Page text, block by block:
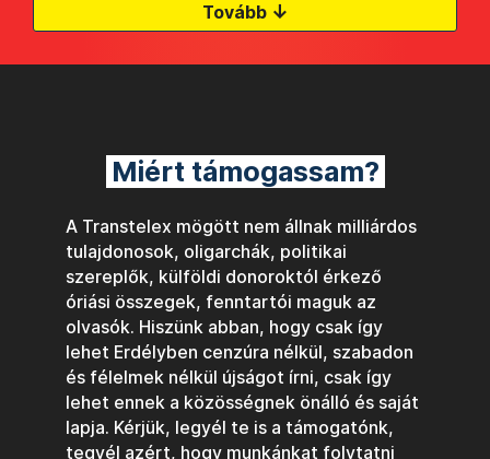
Tovább ↓
Miért támogassam?
A Transtelex mögött nem állnak milliárdos
tulajdonosok, oligarchák, politikai
szereplők, külföldi donoroktól érkező
óriási összegek, fenntartói maguk az
olvasók. Hiszünk abban, hogy csak így
lehet Erdélyben cenzúra nélkül, szabadon
és félelmek nélkül újságot írni, csak így
lehet ennek a közösségnek önálló és saját
lapja. Kérjük, legyél te is a támogatónk,
tegyél azért, hogy munkánkat folytatni